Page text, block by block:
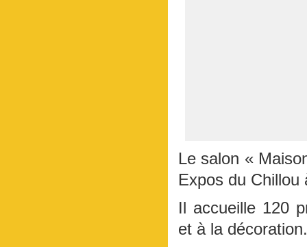
Le salon «
Expos du Chillou
Il accueille 120
et à la décoration.